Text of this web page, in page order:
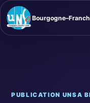
PUBLICATION UNSA